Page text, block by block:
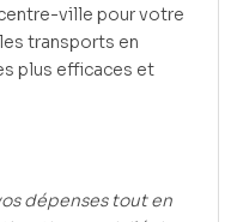
ville pour votre
transports en
plus efficaces et
dépenses tout en